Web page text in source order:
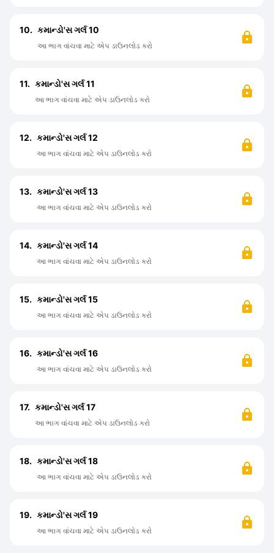
10. કમાન્ડો'સ ગર્લ 10
આ ભાગ વાંચવા માટે એપ ડાઉનલોડ કરો
11. કમાન્ડો'સ ગર્લ 11
આ ભાગ વાંચવા માટે એપ ડાઉનલોડ કરો
12. કમાન્ડો'સ ગર્લ 12
આ ભાગ વાંચવા માટે એપ ડાઉનલોડ કરો
13. કમાન્ડો'સ ગર્લ 13
આ ભાગ વાંચવા માટે એપ ડાઉનલોડ કરો
14. કમાન્ડો'સ ગર્લ 14
આ ભાગ વાંચવા માટે એપ ડાઉનલોડ કરો
15. કમાન્ડો'સ ગર્લ 15
આ ભાગ વાંચવા માટે એપ ડાઉનલોડ કરો
16. કમાન્ડો'સ ગર્લ 16
આ ભાગ વાંચવા માટે એપ ડાઉનલોડ કરો
17. કમાન્ડો'સ ગર્લ 17
આ ભાગ વાંચવા માટે એપ ડાઉનલોડ કરો
18. કમાન્ડો'સ ગર્લ 18
આ ભાગ વાંચવા માટે એપ ડાઉનલોડ કરો
19. કમાન્ડો'સ ગર્લ 19
આ ભાગ વાંચવા માટે એપ ડાઉનલોડ કરો